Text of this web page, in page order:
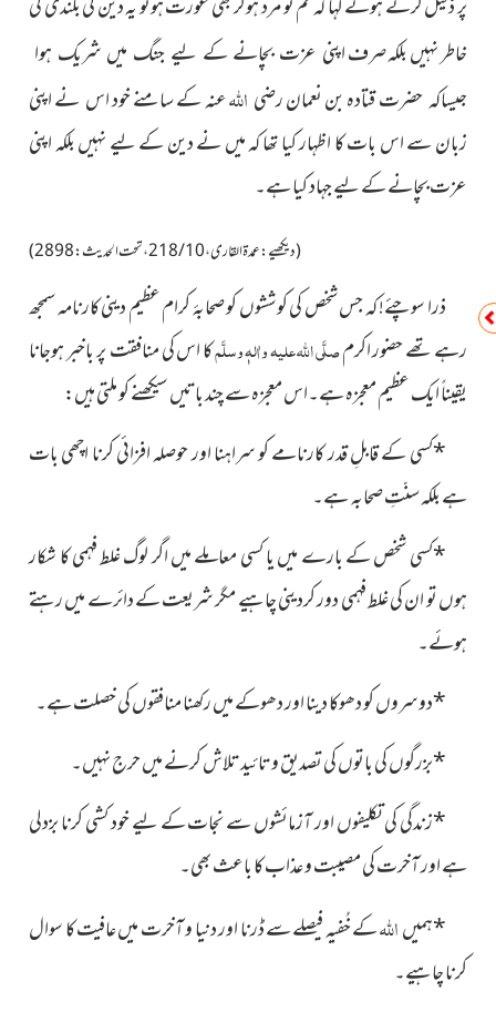
پر ذلیل کرتے ہوئے کہا کہ تم تو مرد ہوکر بھی عورت ہوتو یہ دین کی بلندی کی
خاطر نہیں بلکہ صرفاپنی عزت بچانے کے لیے جنگ میں شریک ہوا
جیساکہ حضرتقتادہ بن نعمانرضی اللہعنہکے سامنے خود اس نے اپنی
زبان سے اس بات کا اظہار کیا تھا کہ میں نے دین کے لیے نہیں بلکہ اپنی
عزت بچانے کے لیے جہاد کیا ہے۔
(دیکھیے: عمدۃ القاری، 10 / 218، تحت الحدیث: 2898)
ذرا سوچئے! کہ جس شخص کی کوششوں کو صحابۂ کرام عظیم دینی کارنامہ سمجھ
رہے تھے حضور اکرمصلَّی اللہ علیہ واٰلہٖ وسلَّمکا اس کی منافقت پر باخبر ہوجانا
یقیناً ایک عظیم معجزہ ہے۔اس معجزہ سے چند باتیں سیکھنے کو ملتی ہیں:
*کسی کے قابلِ قدر کارنامے کو سراہنا اور حوصلہ افزائی کرنا اچھی بات
ہے بلکہ سنّتِ صحابہہے۔
*کسی شخص کے بارے میں یا کسی معاملے میں اگر لوگ غلط فہمی کا شکار
ہوں تو ان کی غلط فہمی دور کردینی چاہیے مگر شریعت کے دائرے میں رہتے
ہوئے۔
*دوسروں کو دھوکا دینا اور دھوکے میں رکھنا منافقوں کی خصلت ہے۔
*بزرگوں کی باتوں کی تصدیق و تائید تلاش کرنے میں حرج نہیں۔
*زندگی کی تکلیفوں اور آزمائشوں سے نجات کے لیے خود کشی کرنا بزدلی
ہے اور آخرت کی مصیبت و عذاب کا باعث بھی۔
*ہمیںاللہکے خُفیہ فیصلے سے ڈرنا اور دنیا و آخرت میں عافیت کا سوال
کرنا چاہیے۔